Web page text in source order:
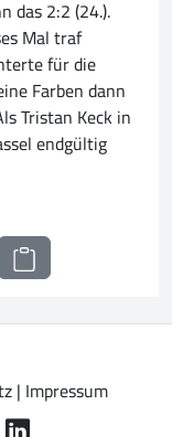
das 2:2 (24.).
Mal traf
für die
Farben dann
Tristan Keck in
endgültig
| Impressum